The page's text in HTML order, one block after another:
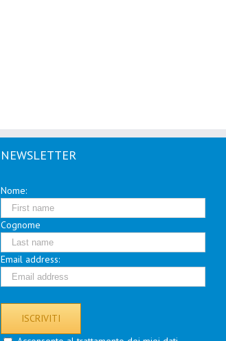
NEWSLETTER
Nome:
Cognome
Email address: